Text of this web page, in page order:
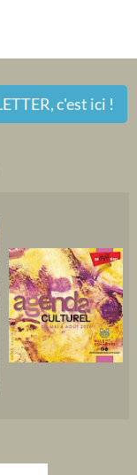
c'est ici !